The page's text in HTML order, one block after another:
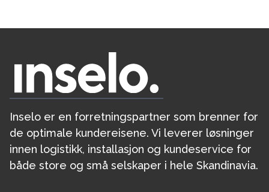
Inselo er en forretningspartner som brenner for
de optimale kundereisene. Vi leverer løsninger
innen logistikk, installasjon og kundeservice for
både store og små selskaper i hele Skandinavia.